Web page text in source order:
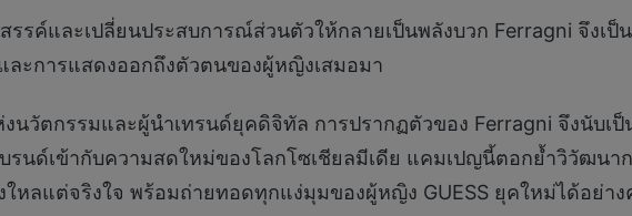
รรค์และเปลี่ยนประสบการณ์ส่วนตัวให้กลายเป็นพลังบวก Ferragni จึง
ะการแสดงออกถึงตัวตนของผู้หญิงเสมอมา
วัตกรรมและผู้นำเทรนด์ยุคดิจิทัล การปรากฏตัวของ Ferragni จึงนับเป็
นด์เข้ากับความสดใหม่ของโลกโซเชียลมีเดีย แคมเปญนี้ตอกย้ำวิวัฒนา
ใหลแต่จริงใจ พร้อมถ่ายทอดทุกแง่มุมของผู้หญิง GUESS ยุคใหม่ได้อย่า